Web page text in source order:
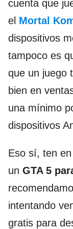
cuenta que
el Mortal
dispositivos
tampoco es
que un juego
bien en
una mínimo
dispositivos
Eso sí, ten
un GTA 5
intentando
gratis para